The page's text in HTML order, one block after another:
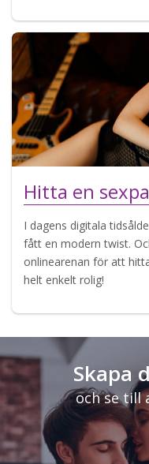
Hitta en
I dagens digitala
fått en modern twist.
onlinearenan för att
helt enkelt rolig!
Skapa
och se till